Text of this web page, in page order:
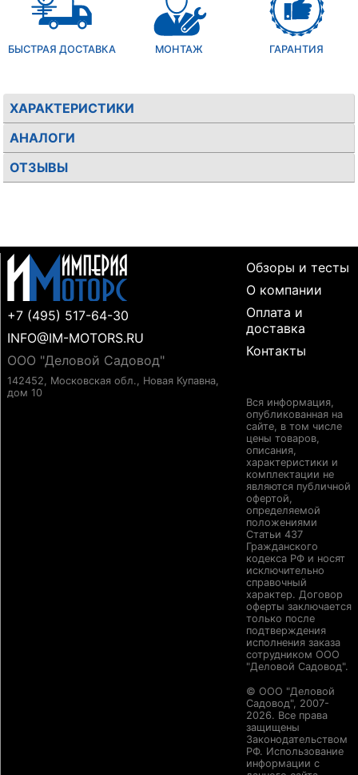
БЫСТРАЯ ДОСТАВКА МОНТАЖ ГАРАНТИЯ
ХАРАКТЕРИСТИКИ
АНАЛОГИ
ОТЗЫВЫ
+7 (495) 517-64-30
INFO@IM-MOTORS.RU
ООО "Деловой Садовод"
142452, Московская обл., Новая Купавна,
дом 10
Обзоры и тесты
О компании
Оплата и
доставка
Контакты
Вся информация,
опубликованная на
сайте, в том числе
цены товаров,
описания,
характеристики и
комплектации не
являются публичной
офертой,
определяемой
положениями
Статьи 437
Гражданского
кодекса РФ и носят
исключительно
справочный
характер. Договор
оферты заключается
только после
подтверждения
исполнения заказа
сотрудником ООО
"Деловой Садовод".
© ООО "Деловой
Садовод", 2007-
2026. Все права
защищены
Законодательством
РФ. Использование
информации с